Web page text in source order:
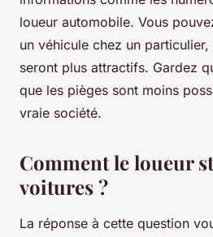
loueur automobile. Vous
un véhicule chez un
seront plus attractifs. Gardez
que les pièges sont moins
vraie société.
Comment le loueur
voitures ?
La réponse à cette question